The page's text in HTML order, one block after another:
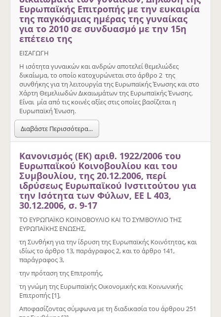
Ευρωπαϊκής Επιτροπής με την ευκαιρία
της παγκόσμιας ημέρας της γυναίκας
για το 2010 σε συνδυασμό με την 15η
επέτειο της
ΕΙΣΑΓΩΓΗ
Η ισότητα γυναικών και ανδρών αποτελεί θεµελιώδες
δικαίωµα, το οποίο κατοχυρώνεται στο άρθρο 2 της
συνθήκης για τη λειτουργία της Ευρωπαϊκής Ένωσης και στο
Χάρτη Θεµελιωδών ∆ικαιωµάτων της Ευρωπαϊκής Ένωσης.
Είναι µία από τις κοινές αξίες στις οποίες βασίζεται η
Ευρωπαϊκή Ένωση.
Διαβάστε Περισσότερα...
Κανονισμός (ΕΚ) αριθ. 1922/2006 του
Ευρωπαϊκού Κοινοβουλίου και του
Συμβουλίου, της 20.12.2006, περί
ιδρύσεως Ευρωπαϊκού Ινστιτούτου για
την Ισότητα των Φύλων, ΕΕ L 403,
30.12.2006, σ. 9-17
ΤΟ ΕΥΡΩΠΑΪΚΟ ΚΟΙΝΟΒΟΥΛΙΟ ΚΑΙ ΤΟ ΣΥΜΒΟΥΛΙΟ ΤΗΣ
ΕΥΡΩΠΑΪΚΗΣ ΕΝΩΣΗΣ,
τη Συνθήκη για την ίδρυση της Ευρωπαϊκής Κοινότητας, και
ιδίως το άρθρο 13, παράγραφος 2, και το άρθρο 141,
παράγραφος 3,
την πρόταση της Επιτροπής,
τη γνώμη της Ευρωπαϊκής Οικονομικής και Κοινωνικής
Επιτροπής [1],
Αποφασίζοντας σύμφωνα με τη διαδικασία του άρθρου 251